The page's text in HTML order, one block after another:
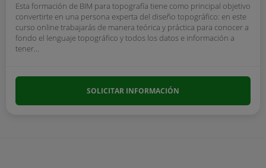
Esta formación de BIM para topografía tiene como principal objetivo
convertirte en una persona experta del diseño topográfico: en este
curso online trabajarás de manera teórica y práctica para conocer a
fondo el lenguaje topográfico y todos los datos e información a
tener...
SOLICITAR INFORMACIÓN